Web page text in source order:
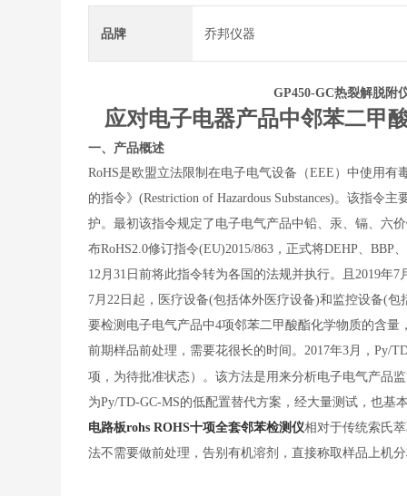
品牌 乔邦仪器
GP450-GC热裂解脱附
应对电子电器产品中邻苯二甲
一、 产品概述
RoHS是欧盟立法限制在电子电气设备（EEE ）中使用有
的指令》(Restriction of Hazardous Substances)。该指令主
护。最初该指令规定了电子电气产品中铅、汞、镉、六
布RoHS2.0修订指令(EU)2015/863 ，正式将DEHP、BBP、
12月31 日前将此指令转为各国的法规并执行。且2019年7
7月22 日起，医疗设备(包括体外医疗设备)和监控设备(包
要检测电子电气产品中4项邻苯二甲酸酯化学物质的含量
前期样品前处理，需要花很长的时间。2017年3月，Py/
项，为待批准状态）。该方法是用来分析电子电气产品
为Py/TD-GC-MS的低配置替代方案，经大量测试，也基
电路板rohs ROHS十项全套邻苯检测仪相对于传统索氏
法不需要做前处理，告别有机溶剂，直接称取样品上机